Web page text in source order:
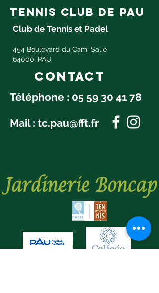
tennis club de pau
Club de Tennis et Padel
454 Boulevard du Cami Salié
64000, PAU
Contact
Téléphone : 05 59 30 41 78
Mail : tc.pau@fft.fr